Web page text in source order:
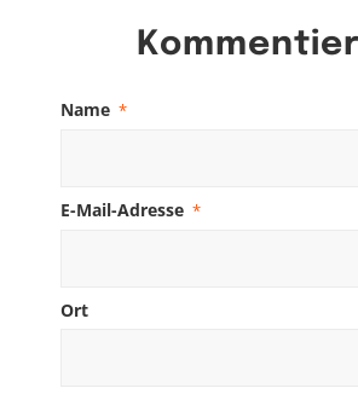
Name *
E-Mail-Adresse *
Ort